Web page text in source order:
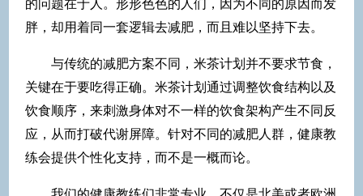
的问题在于人。形形色色的人们，因为不同的原因而发
胖，却用着同一套逻辑去减肥，而且难以坚持下去。
与传统的减肥方案不同，米茶计划并不要求节食，
关键在于要吃得正确。米茶计划通过调整饮食结构以及
饮食顺序，来刺激身体对不一样的饮食架构产生不同反
应，从而打破代谢屏障。针对不同的减肥人群，健康教
练会提供个性化支持，而不是一概而论。